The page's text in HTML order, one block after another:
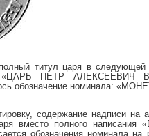
титул царя в следующей
«ЦАРЬ ПЕТР
обозначение номинала:
содержание надписи на
вместо полного
обозначения номинала на